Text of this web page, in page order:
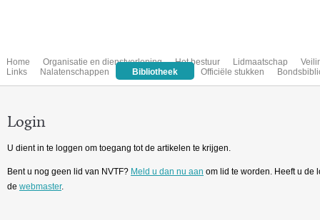
Home Organisatie en dienstverlening Het bestuur Lidmaatschap
Links
Nalatenschappen Bibliotheek Officiële stukken
Login
U dient in te loggen om toegang tot de artikelen te krijgen.
Bent u nog geen lid van NVTF? Meld u dan nu aan om lid te worden. Heeft u de
de webmaster.